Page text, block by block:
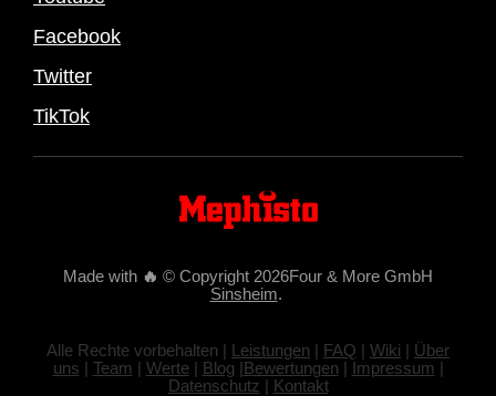
Facebook
Twitter
TikTok
Made with 🔥 © Copyright 2026Four & More GmbH
Sinsheim.
Alle Rechte vorbehalten | Leistungen | FAQ | Wiki | Über
uns | Team | Werte| Blog |Bewertungen | Impressum |
Datenschutz | Kontakt